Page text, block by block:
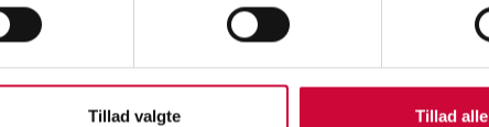
Tillad valgte Tillad alle